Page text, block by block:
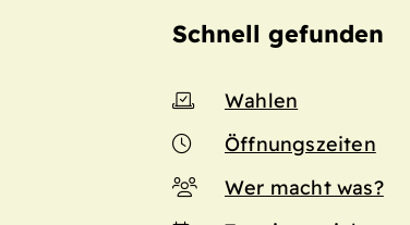
Schnell gefunden
Wahlen
Öffnungszeiten
Wer macht was?